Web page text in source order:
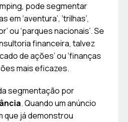
pode segmentar
‘aventura’, ‘trilhas’,
ou ‘parques nacionais’. Se
financeira, talvez
de ações’ ou ‘finanças
mais eficazes.
segmentação por
. Quando um anúncio
que já demonstrou